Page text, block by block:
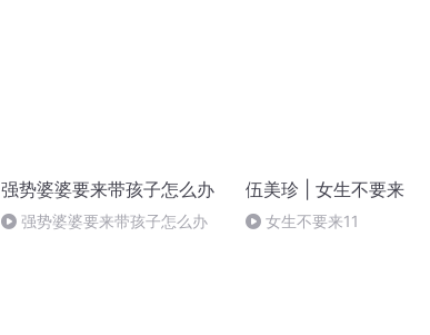
强势婆婆要来带孩子怎么办
强势婆婆要来带孩子怎么办
伍美珍 | 女生不要来
女生不要来11